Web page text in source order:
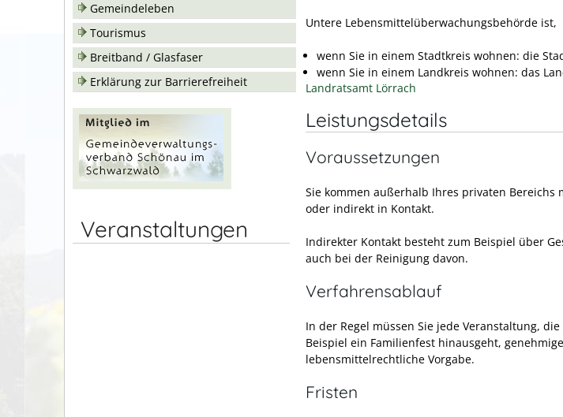
Gemeindeleben
Tourismus
Breitband / Glasfaser
Erklärung zur Barrierefreiheit
Veranstaltungen
Untere Lebensmittelüberwachungsbehörde ist,
wenn Sie in einem Stadtkreis wohnen: die
wenn Sie in einem Landkreis wohnen: das
Landratsamt Lörrach
Leistungsdetails
Voraussetzungen
Sie kommen außerhalb Ihres privaten
oder indirekt in Kontakt.
Indirekter Kontakt besteht zum Beispiel über
auch bei der Reinigung davon.
Verfahrensablauf
In der Regel müssen Sie jede Veranstaltung,
Beispiel ein Familienfest hinausgeht,
lebensmittelrechtliche Vorgabe.
Fristen